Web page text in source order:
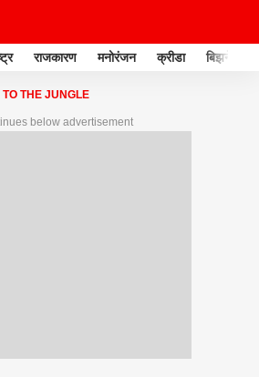
राजकारण मनोरंजन क्रीडा बिझनेस
THE JUNGLE
below advertisement